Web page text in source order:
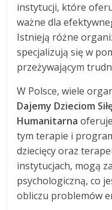
instytucji, które
ważne dla
Istnieją różne
specjalizują się w
przeżywającym
W Polsce, wiele
Dajemy Dzieciom
Humanitarna
tym terapie i
dziecięcy oraz
instytucjach, mogą
psychologiczną, co
obliczu problemów